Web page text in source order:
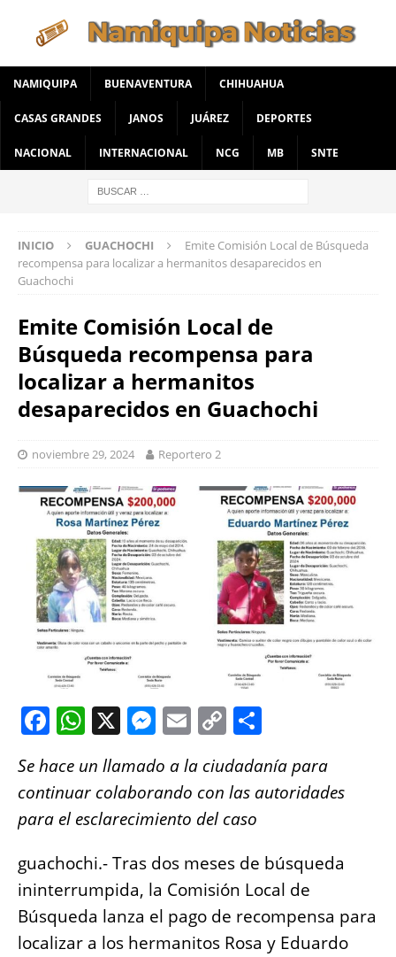
NAMIQUIPA BUENAVENTURA CHIHUAHUA
CASAS GRANDES JANOS JUÁREZ DEPORTES
NACIONAL INTERNACIONAL NCG MB SNTE
INICIO GUACHOCHI
Emite Comisión Local de Búsqueda
recompensa para localizar a hermanitos desaparecidos en
Guachochi
Emite Comisión Local de
Búsqueda recompensa para
localizar a hermanitos
desaparecidos en Guachochi
noviembre 29, 2024 Reportero 2
F
c
e
b
o
o
k
W
at
s
A
p
p
X M
e
ss
e
n
g
er
E
ai
l
C
o
p
y
Li
n
k
a
re
Se hace un llamado a la ciudadanía para
continuar colaborando con las autoridades
para el esclarecimiento del caso
guachochi.- Tras dos meses de búsqueda
ininterrumpida, la Comisión Local de
Búsqueda lanza el pago de recompensa para
localizar a los hermanitos Rosa y Eduardo